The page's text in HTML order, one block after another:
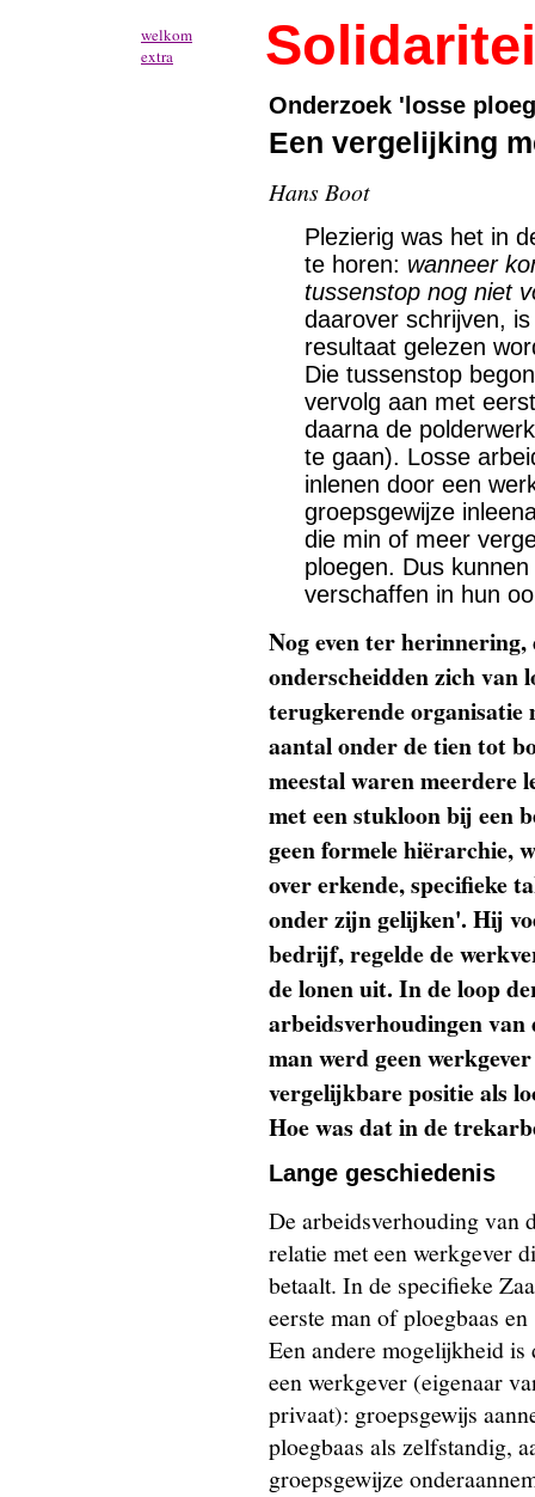
welkom
extra
Onderzoek 'losse
Een vergelijking
Hans Boot
Plezierig was het in
te horen: wanneer
tussenstop nog niet
daarover schrijven,
resultaat gelezen
Die tussenstop
vervolg aan met
daarna de
te gaan). Losse
inlenen door een
groepsgewijze
die min of meer
ploegen. Dus
verschaffen in hun
Nog even ter
onderscheidden zich van
terugkerende organisatie
aantal onder de tien tot
meestal waren meerdere
met een stukloon bij een
geen formele hiërarchie,
over erkende, specifieke
onder zijn gelijken'. Hij
bedrijf, regelde de
de lonen uit. In de loop
arbeidsverhoudingen van
man werd geen
vergelijkbare positie als
Hoe was dat in de
Lange geschiedenis
De arbeidsverhouding van
relatie met een werkgever
betaalt. In de specifieke
eerste man of ploegbaas
Een andere mogelijkheid is
een werkgever (eigenaar
privaat): groepsgewijs
ploegbaas als zelfstandig,
groepsgewijze